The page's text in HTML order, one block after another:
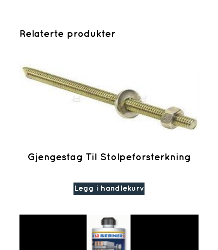
Relaterte produkter
Gjengestag Til Stolpeforsterkning
Legg i handlekurv